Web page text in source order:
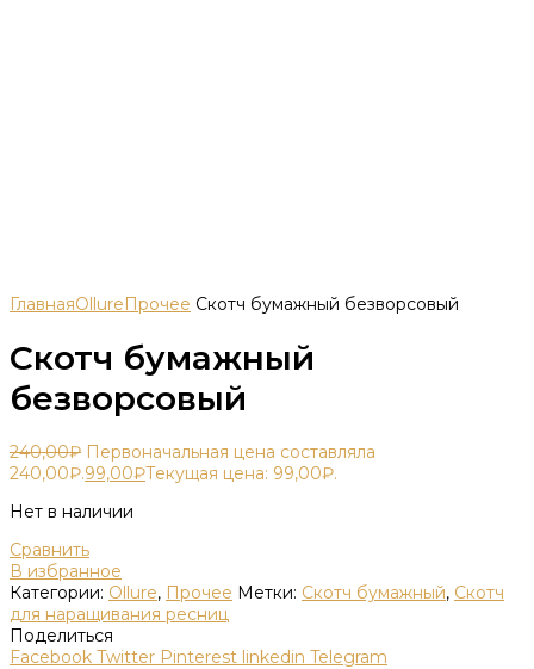
ГлавнаяOllureПрочее Скотч бумажный безворсовый
Скотч бумажный
безворсовый
240,00₽ Первоначальная цена составляла
240,00₽.99,00₽Текущая цена: 99,00₽.
Нет в наличии
Сравнить
В избранное
Категории: Ollure, Прочее Метки: Скотч бумажный, Скотч
для наращивания ресниц
Поделиться
Facebook Twitter Pinterest linkedin Telegram